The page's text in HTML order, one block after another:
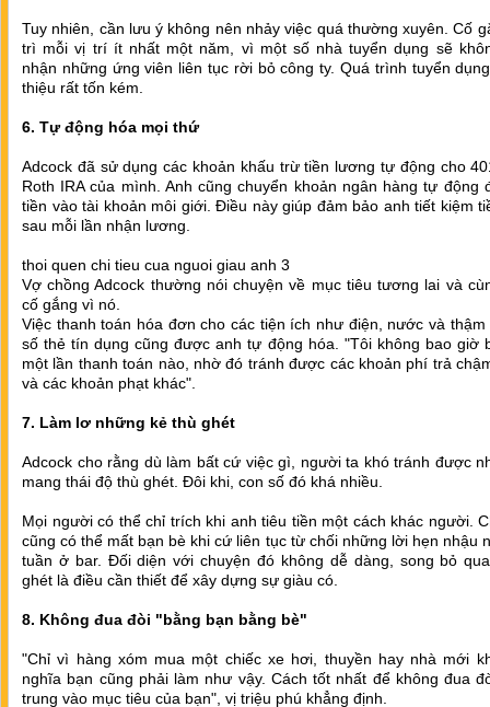
Tuy nhiên, cần lưu ý không nên nhảy việc quá thường xuyên. Cố
trì mỗi vị trí ít nhất một năm, vì một số nhà tuyển dụng sẽ
nhận những ứng viên liên tục rời bỏ công ty. Quá trình tuyển
thiệu rất tốn kém.
6. Tự động hóa mọi thứ
Adcock đã sử dụng các khoản khấu trừ tiền lương tự động cho
Roth IRA của mình. Anh cũng chuyển khoản ngân hàng tự động
tiền vào tài khoản môi giới. Điều này giúp đảm bảo anh tiết kiệm
sau mỗi lần nhận lương.
thoi quen chi tieu cua nguoi giau anh 3
Vợ chồng Adcock thường nói chuyện về mục tiêu tương lai và
cố gắng vì nó.
Việc thanh toán hóa đơn cho các tiện ích như điện, nước và thậm
số thẻ tín dụng cũng được anh tự động hóa. "Tôi không bao giờ
một lần thanh toán nào, nhờ đó tránh được các khoản phí trả
và các khoản phạt khác".
7. Làm lơ những kẻ thù ghét
Adcock cho rằng dù làm bất cứ việc gì, người ta khó tránh được
mang thái độ thù ghét. Đôi khi, con số đó khá nhiều.
Mọi người có thể chỉ trích khi anh tiêu tiền một cách khác người.
cũng có thể mất bạn bè khi cứ liên tục từ chối những lời hẹn nhậu
tuần ở bar. Đối diện với chuyện đó không dễ dàng, song bỏ
ghét là điều cần thiết để xây dựng sự giàu có.
8. Không đua đòi "bằng bạn bằng bè"
"Chỉ vì hàng xóm mua một chiếc xe hơi, thuyền hay nhà mới
nghĩa bạn cũng phải làm như vậy. Cách tốt nhất để không đua
trung vào mục tiêu của bạn", vị triệu phú khẳng định.